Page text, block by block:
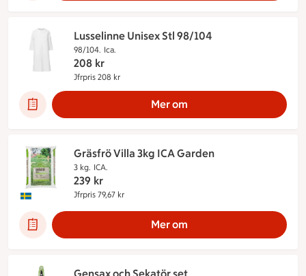
Lusselinne Unisex Stl 98/104
98/104. Ica.
208 kr
Jfrpris 208 kr
Mer om
Denna produkt innehåller följande märkningar:
Gräsfrö Villa 3kg ICA Garden
3 kg. ICA.
239 kr
Jfrpris 79,67 kr
Mer om